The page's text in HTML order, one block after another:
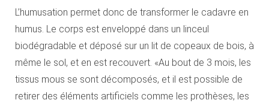
L’humusation permet donc de transformer le cadavre en
humus. Le corps est enveloppé dans un linceul
biodégradable et déposé sur un lit de copeaux de bois, à
même le sol, et en est recouvert. «Au bout de 3 mois, les
tissus mous se sont décomposés, et il est possible de
retirer des éléments artificiels comme les prothèses, les